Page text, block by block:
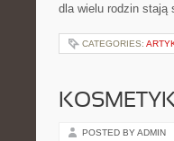
dla wielu rodzin
CATEGORIES:
POSTED BY ADMIN